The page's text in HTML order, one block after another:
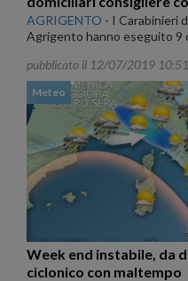
AGRIGENTO - I Carabinieri
Agrigento hanno eseguito 9
pubblicato il 12/07/2019 10:51
Meteo
Week end instabile, da
ciclonico con maltempo